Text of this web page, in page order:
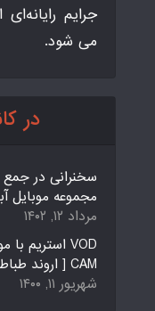
جرایم
می شود.
در
سخنرانی در جمع
مجموعه موبایل
مرداد ۱۲, ۱۴۰۲
CAM [ اروند طباطبایی و سایفر ]
شهریور ۱۱, ۱۴۰۰